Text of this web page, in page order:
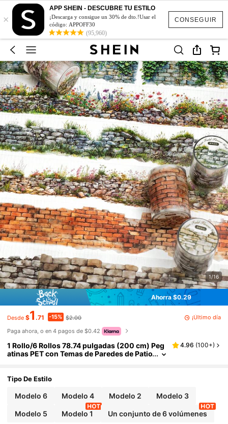
CONSEGUIR
×
APP SHEIN - DESCUBRE TU ESTILO
¡Descarga y consigue un 30% de dto.!Usar el
código: APPOFF30
(95,960)
1/16
Ahorra $0.29
Desde $1 .71 -15% $2.00
¡Último día
Paga ahora, o en 4 pagos de $0.42
1 Rollo/6 Rollos 78.74 pulgadas (200 cm) Peg
atinas PET con Temas de Paredes de Patio
onalizado DIY Material de Tarjeta Estética Jun
4.96 (100+)
Tipo De Estilo
Modelo 6 Modelo 4 Modelo 2 Modelo 3
Modelo 5 Modelo 1 Un conjunto de 6 volúmenes